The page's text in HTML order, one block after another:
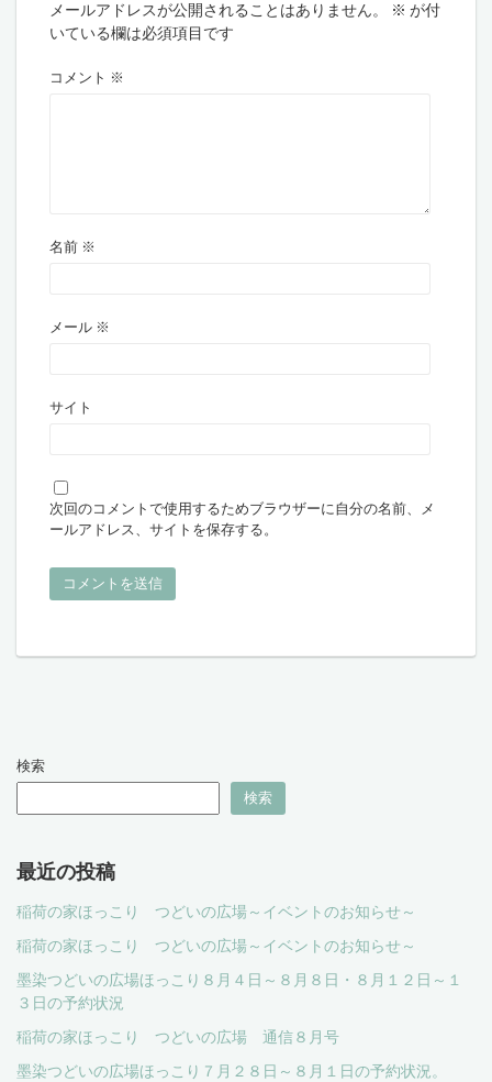
メールアドレスが公開されることはありません。 ※ が付
いている欄は必須項目です
コメント ※
名前 ※
メール ※
サイト
次回のコメントで使用するためブラウザーに自分の名前、メ
ールアドレス、サイトを保存する。
検索
検索
最近の投稿
稲荷の家ほっこり つどいの広場～イベントのお知らせ～
稲荷の家ほっこり つどいの広場～イベントのお知らせ～
墨染つどいの広場ほっこり８月４日～８月８日・８月１２日～１
３日の予約状況
稲荷の家ほっこり つどいの広場 通信８月号
墨染つどいの広場ほっこり７月２８日～８月１日の予約状況。